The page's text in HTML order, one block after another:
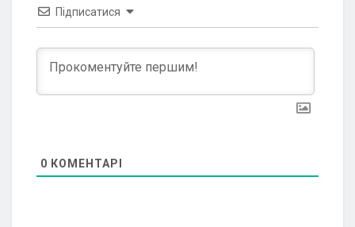
Підписатися
0 КОМЕНТАРІ